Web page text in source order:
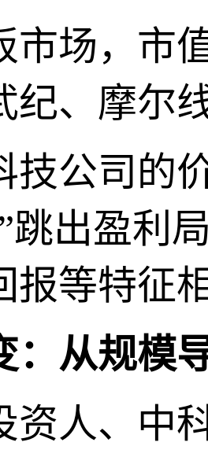
市场，市
纪、摩尔
技公司的
跳出盈利
报等特征
：从规模
资人、中